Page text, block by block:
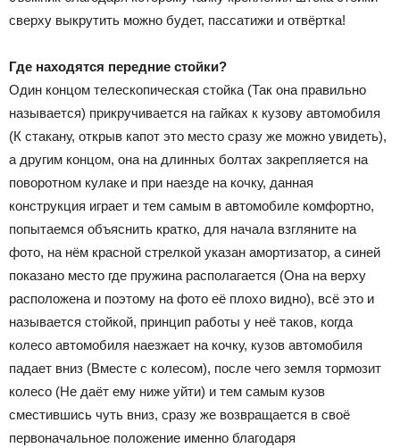
сверху выкрутить можно будет, пассатижи и отвёртка!
Где находятся передние стойки?
Один концом телескопическая стойка (Так она правильно
называется) прикручивается на гайках к кузову автомобиля
(К стакану, открыв капот это место сразу же можно увидеть),
а другим концом, она на длинных болтах закрепляется на
поворотном кулаке и при наезде на кочку, данная
конструкция играет и тем самым в автомобиле комфортно,
попытаемся объяснить кратко, для начала взгляните на
фото, на нём красной стрелкой указан амортизатор, а синей
показано место где пружина располагается (Она на верху
расположена и поэтому на фото её плохо видно), всё это и
называется стойкой, принцип работы у неё таков, когда
колесо автомобиля наезжает на кочку, кузов автомобиля
падает вниз (Вместе с колесом), после чего земля тормозит
колесо (Не даёт ему ниже уйти) и тем самым кузов
сместившись чуть вниз, сразу же возвращается в своё
первоначальное положение именно благодаря